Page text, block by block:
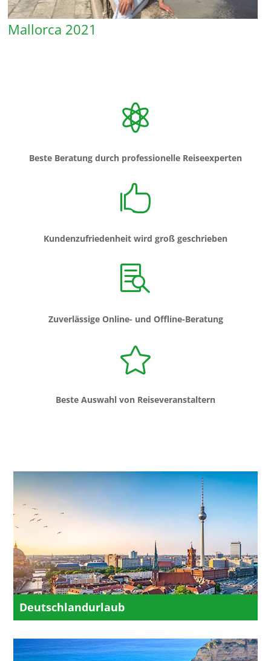
Mallorca 2021

Beste Beratung durch professionelle Reiseexperten

Kundenzufriedenheit wird groß geschrieben

Zuverlässige Online- und Offline-Beratung

Beste Auswahl von Reiseveranstaltern
Deutschlandurlaub